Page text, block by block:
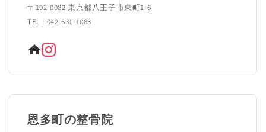
〒192-0082 東京都八王子市東町1-6
TEL : 042-631-1083
恩多町の整骨院